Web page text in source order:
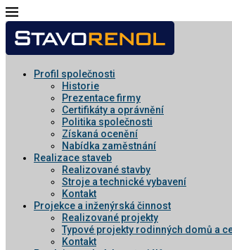
Profil společnosti
Historie
Prezentace firmy
Certifikáty a oprávnění
Politika společnosti
Získaná ocenění
Nabídka zaměstnání
Realizace staveb
Realizované stavby
Stroje a technické vybavení
Kontakt
Projekce a inženýrská činnost
Realizované projekty
Typové projekty rodinných domů a
Kontakt